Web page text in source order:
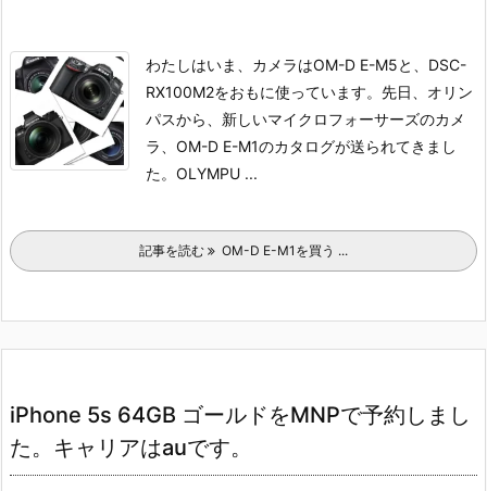
わたしはいま、カメラはOM-D E-M5と、DSC-
RX100M2をおもに使っています。 先日、オリン
パスから、新しいマイクロフォーサーズのカメ
ラ、OM-D E-M1のカタログが送られてきまし
た。 OLYMPU ...
記事を読む OM-D E-M1を買う ...
iPhone 5s 64GB ゴールドをMNPで予約しまし
た。キャリアはauです。